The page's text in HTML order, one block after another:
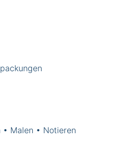
• Malen • Notieren